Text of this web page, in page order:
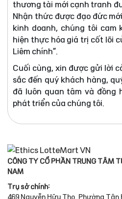
thương tài mới cạnh tranh
Nhận thức được đạo đức
kinh doanh, chúng tôi
hiện thực hóa giá trị cốt lõi
Liêm chính”.
Cuối cùng, xin được gửi lời
sắc đến quý khách hàng,
đã luôn quan tâm và đồng
phát triển của chúng tôi.
CÔNG TY CỔ PHẦN TRUNG TÂM
NAM
Trụ sở chính:
469 Nguyễn Hữu Thọ, Phường Tân